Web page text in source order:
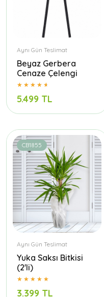
Aynı Gün Teslimat
Beyaz Gerbera
Cenaze Çelengi
5.499 TL
CB1855
Aynı Gün Teslimat
Yuka Saksı Bitkisi
(2'li)
3.399 TL